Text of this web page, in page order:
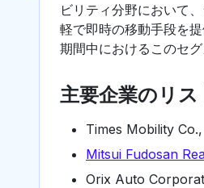
ビリティ分野において
軽で即時の移動手段を
期間中におけるこのセ
主要企業のリス
Times Mobility
Mitsui Fudosan
Orix Auto